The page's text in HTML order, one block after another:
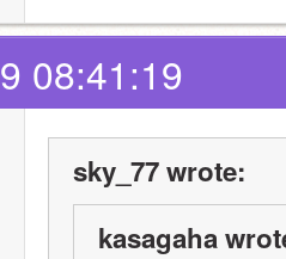
08:41:19
sky_77 wrote:
kasagaha